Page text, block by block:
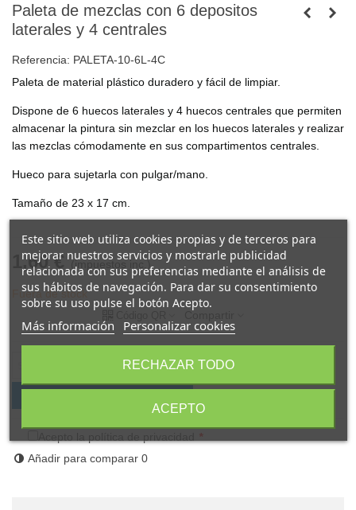
Paleta de mezclas con 6 depositos
laterales y 4 centrales
Referencia: PALETA-10-6L-4C
Paleta de material plástico duradero y fácil de limpiar.
Dispone de 6 huecos laterales y 4 huecos centrales que permiten
almacenar la pintura sin mezclar en los huecos laterales y realizar
las mezclas cómodamente en sus compartimentos centrales.
Hueco para sujetarla con pulgar/mano.
Tamaño de 23 x 17 cm.
1,60 € (impuestos inc.)
Fuera de stock
Compartir
*
Añadir para comparar 0
Este sitio web utiliza cookies propias y de terceros para
mejorar nuestros servicios y mostrarle publicidad
relacionada con sus preferencias mediante el análisis de
sus hábitos de navegación. Para dar su consentimiento
sobre su uso pulse el botón Acepto.
Más información Personalizar cookies
RECHAZAR TODO
ACEPTO